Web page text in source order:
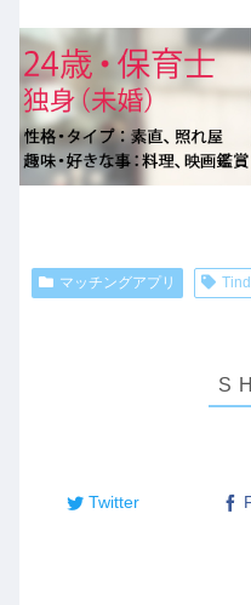
マッチングアプリ
Twitter